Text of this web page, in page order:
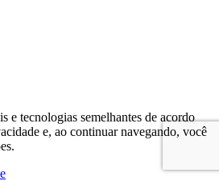
e tecnologias semelhantes de acordo
e, ao continuar navegando, você